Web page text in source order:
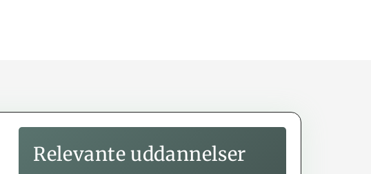
Relevante uddannelser